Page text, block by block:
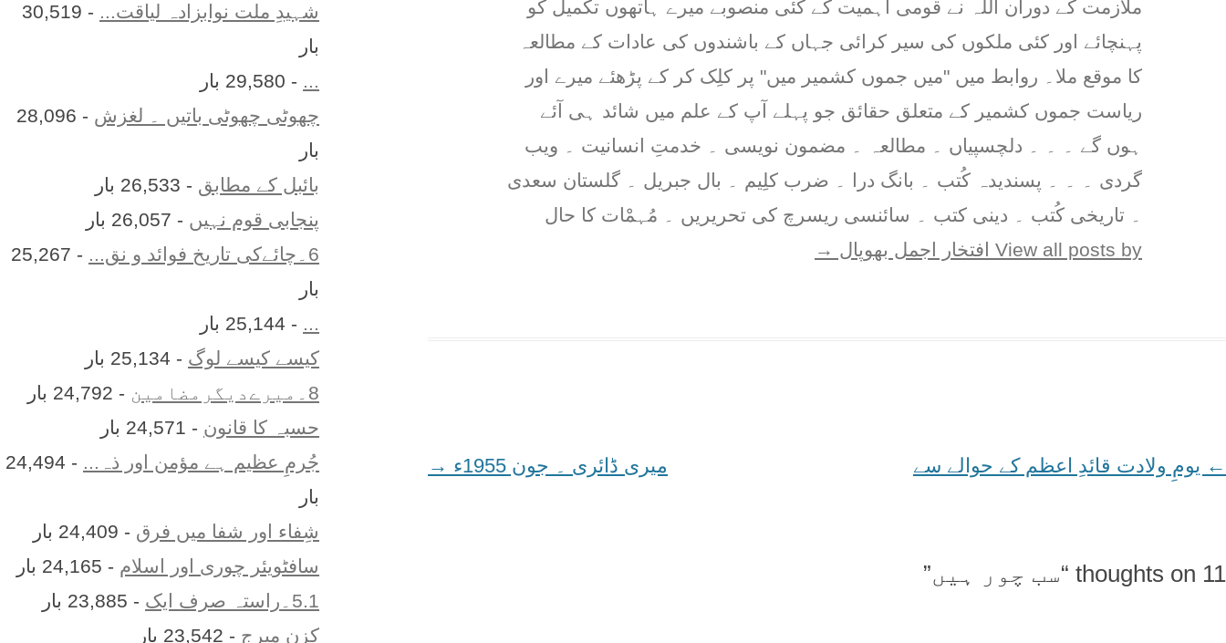
ملازمت کے دوران اللہ نے قومی اہمیت کے کئی منصوبے میرے ہاتھوں تکمیل کو
پہنچائے اور کئی ملکوں کی سیر کرائی جہاں کے باشندوں کی عادات کے مطالعہ
کا موقع ملا۔ روابط میں "میں جموں کشمیر میں" پر کلِک کر کے پڑھئے میرے اور
ریاست جموں کشمیر کے متعلق حقائق جو پہلے آپ کے علم میں شائد ہی آئے
ہوں گے ۔ ۔ ۔ دلچسپیاں ۔ مطالعہ ۔ مضمون نویسی ۔ خدمتِ انسانیت ۔ ویب
گردی ۔ ۔ ۔ پسندیدہ کُتب ۔ بانگ درا ۔ ضرب کلِیم ۔ بال جبریل ۔ گلستان سعدی
۔ تاریخی کُتب ۔ دینی کتب ۔ سائنسی ریسرچ کی تحریریں ۔ مُہمْات کا حال
View all posts by افتخار اجمل بھوپال
→
Post
← یومِ ولادت قائدِ اعظم کے حوالے سے میری ڈائری ۔ جون 1955ء →
11 thoughts on “ سب چور ہیں”
شہیدِ ملت نوابزادہ لیاقت...
- 30,519
بار
- 29,580 بار
چھوٹی چھوٹی باتیں ۔ لغزش
- 28,096
بار
بائبل کے مطابق - 26,533 بار
پنجابی قوم نہیں - 26,057 بار
6۔چائےکی تاریخ فوائد و نق...
- 25,267
بار
- 25,144 بار
کیسے کیسے لوگ - 25,134 بار
8۔میرےدیگرمضامین
- 24,792 بار
حسبہ کا قانون - 24,571 بار
جُرمِ عظیم ہے مؤمن اور ذہ...
- 24,494
بار
شِفاء اور شفا میں فرق - 24,409 بار
سافٹویئر چوری اور اسلام - 24,165 بار
5.1۔راستہ صرف ایک
- 23,885 بار
کزن ميرج - 23,542 بار